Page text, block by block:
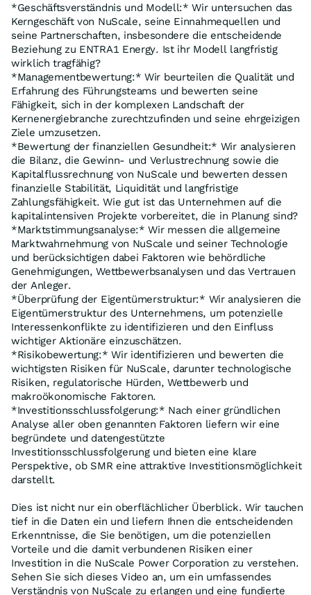
*Geschäftsverständnis und Modell:* Wir untersuchen das
Kerngeschäft von NuScale, seine Einnahmequellen und
seine Partnerschaften, insbesondere die entscheidende
Beziehung zu ENTRA1 Energy. Ist ihr Modell langfristig
wirklich tragfähig?
*Managementbewertung:* Wir beurteilen die Qualität und
Erfahrung des Führungsteams und bewerten seine
Fähigkeit, sich in der komplexen Landschaft der
Kernenergiebranche zurechtzufinden und seine ehrgeizigen
Ziele umzusetzen.
*Bewertung der finanziellen Gesundheit:* Wir analysieren
die Bilanz, die Gewinn- und Verlustrechnung sowie die
Kapitalflussrechnung von NuScale und bewerten dessen
finanzielle Stabilität, Liquidität und langfristige
Zahlungsfähigkeit. Wie gut ist das Unternehmen auf die
kapitalintensiven Projekte vorbereitet, die in Planung sind?
*Marktstimmungsanalyse:* Wir messen die allgemeine
Marktwahrnehmung von NuScale und seiner Technologie
und berücksichtigen dabei Faktoren wie behördliche
Genehmigungen, Wettbewerbsanalysen und das Vertrauen
der Anleger.
*Überprüfung der Eigentümerstruktur:* Wir analysieren die
Eigentümerstruktur des Unternehmens, um potenzielle
Interessenkonflikte zu identifizieren und den Einfluss
wichtiger Aktionäre einzuschätzen.
*Risikobewertung:* Wir identifizieren und bewerten die
wichtigsten Risiken für NuScale, darunter technologische
Risiken, regulatorische Hürden, Wettbewerb und
makroökonomische Faktoren.
*Investitionsschlussfolgerung:* Nach einer gründlichen
Analyse aller oben genannten Faktoren liefern wir eine
begründete und datengestützte
Investitionsschlussfolgerung und bieten eine klare
Perspektive, ob SMR eine attraktive Investitionsmöglichkeit
darstellt.
Dies ist nicht nur ein oberflächlicher Überblick. Wir tauchen
tief in die Daten ein und liefern Ihnen die entscheidenden
Erkenntnisse, die Sie benötigen, um die potenziellen
Vorteile und die damit verbundenen Risiken einer
Investition in die NuScale Power Corporation zu verstehen.
Sehen Sie sich dieses Video an, um ein umfassendes
Verständnis von NuScale zu erlangen und eine fundierte